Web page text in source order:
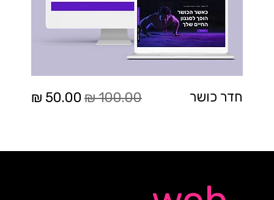
חדר כושר מחיר רגיל מחיר מבצע